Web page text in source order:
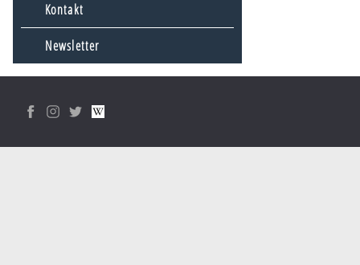
Kontakt
Newsletter